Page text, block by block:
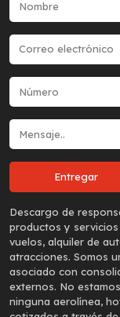
Descargo de
productos y
vuelos, alquiler de
atracciones. Somos
asociado con
externos. No
ninguna aerolínea,